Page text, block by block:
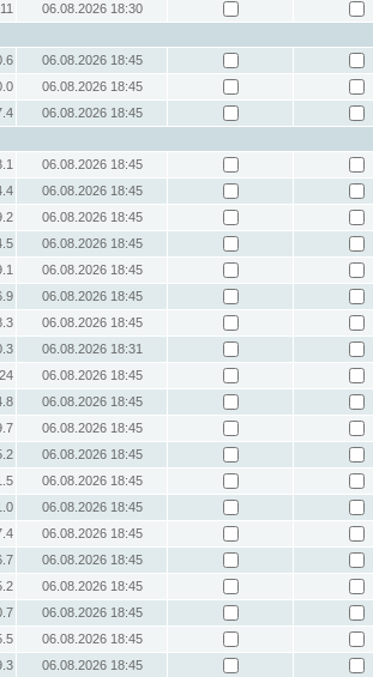
06.08.2026 18:30
06.08.2026 18:45
06.08.2026 18:45
06.08.2026 18:45
06.08.2026 18:45
06.08.2026 18:45
06.08.2026 18:45
06.08.2026 18:45
06.08.2026 18:45
06.08.2026 18:45
06.08.2026 18:45
06.08.2026 18:31
06.08.2026 18:45
06.08.2026 18:45
06.08.2026 18:45
06.08.2026 18:45
06.08.2026 18:45
06.08.2026 18:45
06.08.2026 18:45
06.08.2026 18:45
06.08.2026 18:45
06.08.2026 18:45
06.08.2026 18:45
06.08.2026 18:45